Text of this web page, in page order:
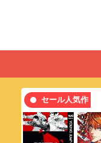
セール人気作